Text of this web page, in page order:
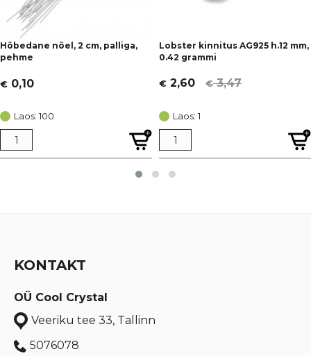
Hõbedane nõel, 2 cm, palliga,
pehme
€ 0,10
Laos: 100
Lobster kinnitus AG925 h.12 mm,
0.42 grammi
€3,47
Algne
oli:
€ 3,47.
€ 2,60
Current
is:
€ 2,60.
Laos: 1
KONTAKT
OÜ Cool Crystal
Veeriku tee 33, Tallinn
5076078